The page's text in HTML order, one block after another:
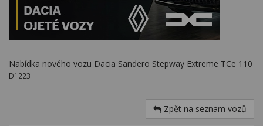
Nabídka nového vozu Dacia Sandero Stepway Extreme TCe 110
D1223
Zpět na seznam vozů